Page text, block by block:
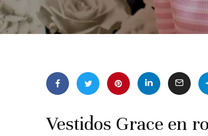
Vestidos Grace en